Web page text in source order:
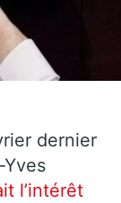
dernier
l’intérêt